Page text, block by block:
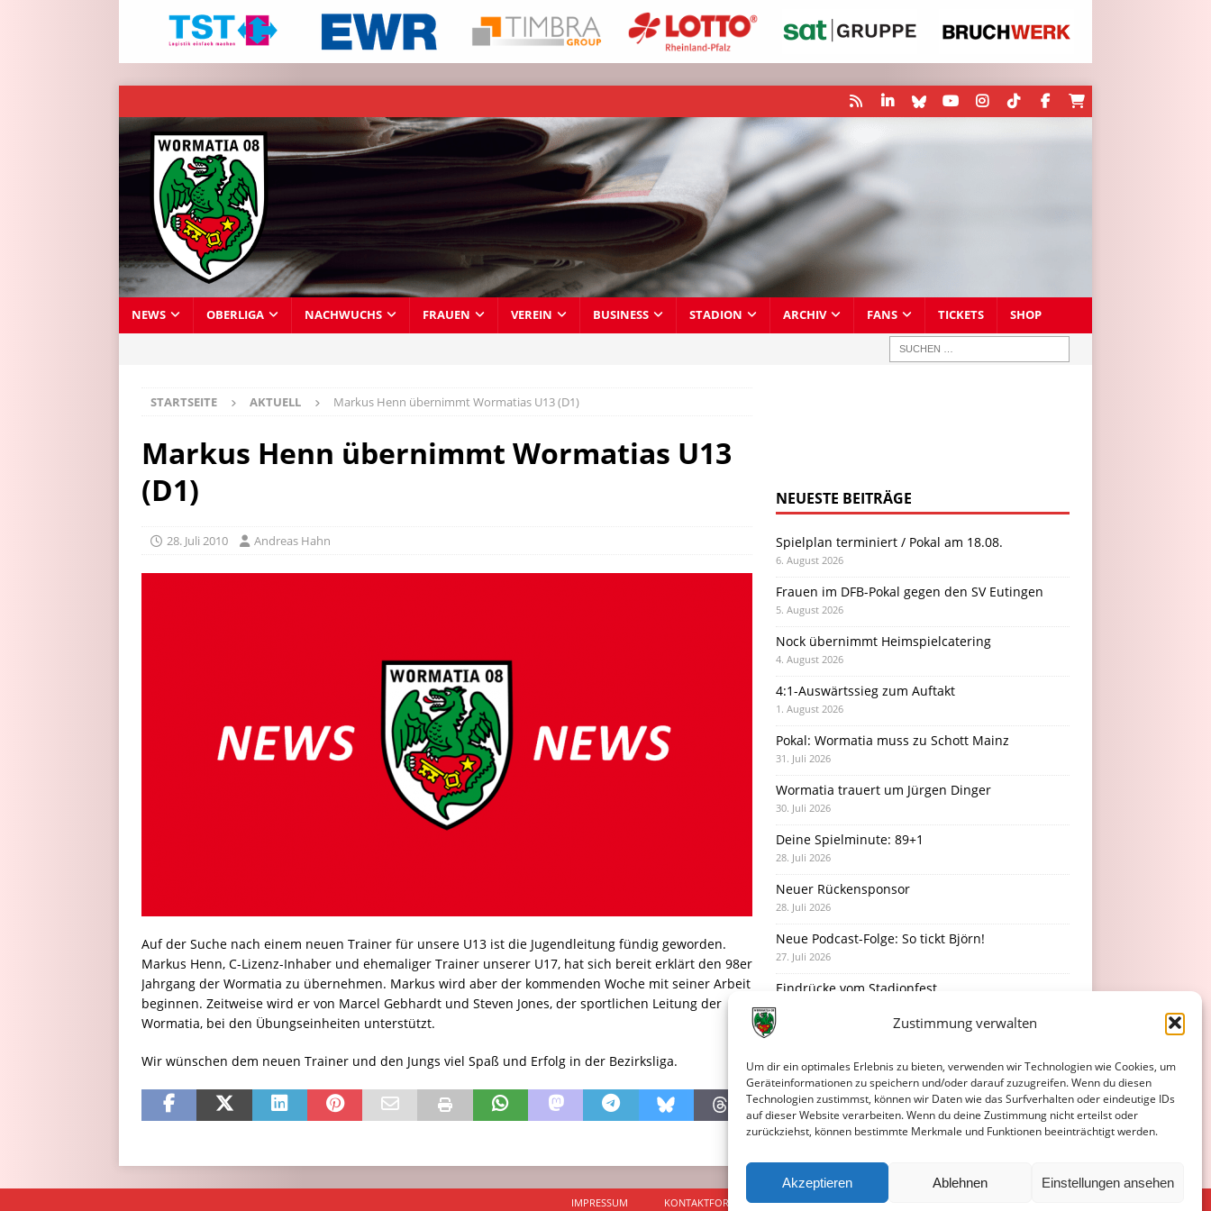
Zustimmung verwalten
Um dir ein optimales Erlebnis zu bieten, verwenden wir Technologien wie Cookies, um
Geräteinformationen zu speichern und/oder darauf zuzugreifen. Wenn du diesen
Technologien zustimmst, können wir Daten wie das Surfverhalten oder eindeutige IDs
auf dieser Website verarbeiten. Wenn du deine Zustimmung nicht erteilst oder
zurückziehst, können bestimmte Merkmale und Funktionen beeinträchtigt werden.
Akzeptieren Ablehnen Einstellungen ansehen
NEWS OBERLIGA NACHWUCHS FRAUEN VEREIN BUSINESS STADION ARCHIV FANS TICKETS SHOP
STARTSEITE AKTUELL Markus Henn übernimmt Wormatias U13 (D1)
Markus Henn übernimmt Wormatias U13
(D1)
28. Juli 2010 Andreas Hahn
Auf der Suche nach einem neuen Trainer für unsere U13 ist die Jugendleitung fündig geworden.
Markus Henn, C-Lizenz-Inhaber und ehemaliger Trainer unserer U17, hat sich bereit erklärt den 98er
Jahrgang der Wormatia zu übernehmen. Markus wird aber der kommenden Woche mit seiner Arbeit
beginnen. Zeitweise wird er von Marcel Gebhardt und Steven Jones, der sportlichen Leitung der
Wormatia, bei den Übungseinheiten unterstützt.
Wir wünschen dem neuen Trainer und den Jungs viel Spaß und Erfolg in der Bezirksliga.
NEUESTE BEITRÄGE
Spielplan terminiert / Pokal am 18.08.
6. August 2026
Frauen im DFB-Pokal gegen den SV Eutingen
5. August 2026
Nock übernimmt Heimspielcatering
4. August 2026
4:1-Auswärtssieg zum Auftakt
1. August 2026
Pokal: Wormatia muss zu Schott Mainz
31. Juli 2026
Wormatia trauert um Jürgen Dinger
30. Juli 2026
Deine Spielminute: 89+1
28. Juli 2026
Neuer Rückensponsor
28. Juli 2026
Neue Podcast-Folge: So tickt Björn!
27. Juli 2026
Eindrücke vom Stadionfest
27. Juli 2026
IMPRESSUM KONTAKTFORMULAR DATENSCHUTZERKLÄRUNG